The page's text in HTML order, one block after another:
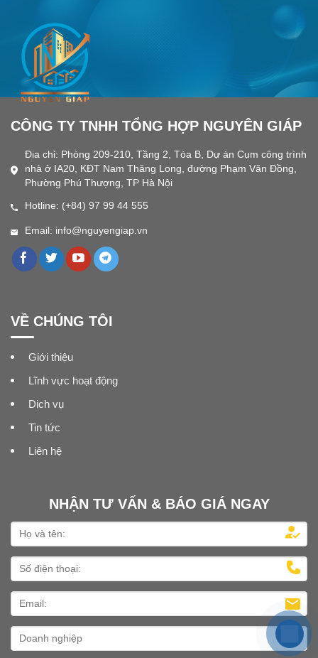
CÔNG TY TNHH TỔNG HỢP NGUYÊN GIÁP
Địa chỉ: Phòng 209-210, Tầng 2, Tòa B, Dự án Cụm công trình
nhà ở IA20, KĐT Nam Thăng Long, đường Phạm Văn Đồng,
Phường Phú Thượng, TP Hà Nội
Hotline: (+84) 97 99 44 555
Email: info@nguyengiap.vn
VỀ CHÚNG TÔI
Giới thiệu
Lĩnh vực hoạt động
Dịch vụ
Tin tức
Liên hệ
NHẬN TƯ VẤN & BÁO GIÁ NGAY